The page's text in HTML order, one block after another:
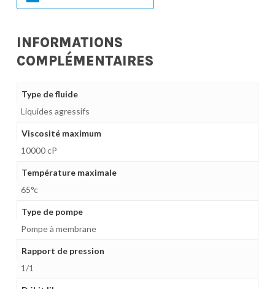
INFORMATIONS
COMPLÉMENTAIRES
Type de fluide
Liquides agressifs
Viscosité maximum
10000 cP
Température maximale
65°c
Type de pompe
Pompe à membrane
Rapport de pression
1/1